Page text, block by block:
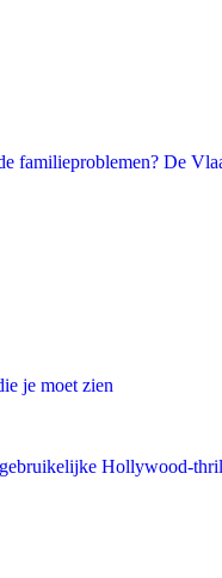
familieproblemen? De
je moet zien
Hollywood-